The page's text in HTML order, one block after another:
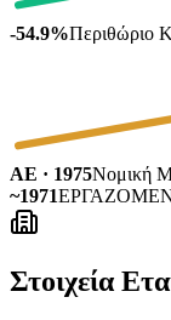
-54.9%Περιθώριο
ΑΕ · 1975Νομική
~1971
Στοιχεία